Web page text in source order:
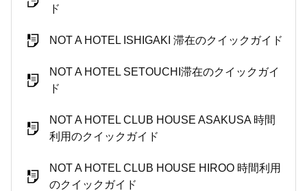
ド
NOT A HOTEL ISHIGAKI 滞在のクイックガイド
NOT A HOTEL SETOUCHI滞在のクイックガイ
ド
NOT A HOTEL CLUB HOUSE ASAKUSA 時間
利用のクイックガイド
NOT A HOTEL CLUB HOUSE HIROO 時間利用
のクイックガイド